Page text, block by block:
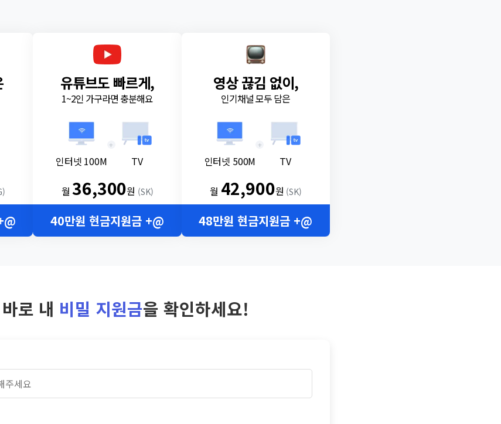
유튜브도 빠르게,
1~2인 가구라면 충분해요
인터넷 100M
+
TV
월36,300원 (SK)
40만원 현금지원금 +@
영상 끊김 없이,
인기채널 모두 담은
인터넷 500M
+
TV
월 42,900원 (SK)
48만원 현금지원금 +@
로 내 비밀 지원금을 확인하세요!